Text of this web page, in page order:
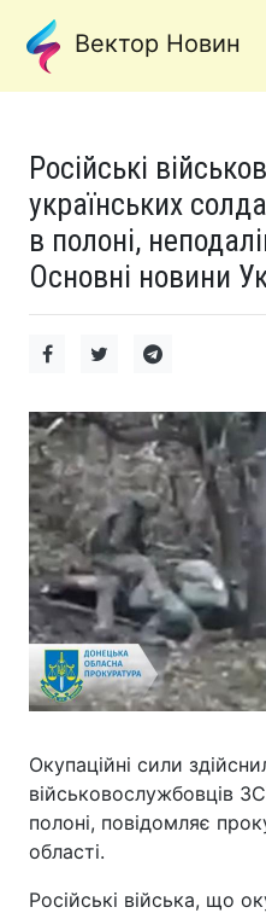
Вектор Новин
Російські
українських
в полоні,
Основні новини
Окупаційні сили
військовослужбовців
полоні, повідомляє
області.
Російські війська, що